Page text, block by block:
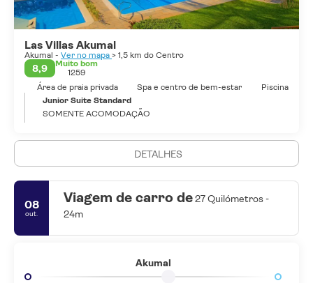
Las Villas Akumal
Akumal - Ver no mapa > 1,5 km do Centro
8,9
Muito bom
1259
Área de praia privada
Spa e centro de bem-estar
Piscina
Junior Suite Standard
SOMENTE ACOMODAÇÃO
DETALHES
08
out.
Viagem de carro de27 Quilómetros -
24m
Akumal